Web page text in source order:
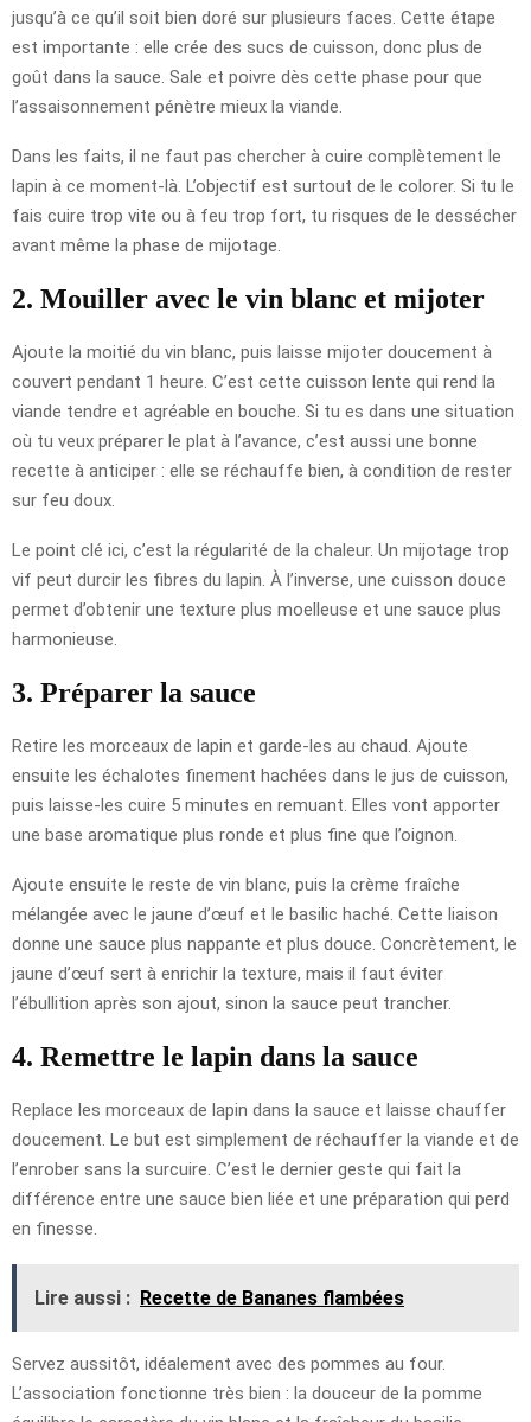
jusqu’à ce qu’il soit bien doré sur plusieurs faces. Cette étape
est importante : elle crée des sucs de cuisson, donc plus de
goût dans la sauce. Sale et poivre dès cette phase pour que
l’assaisonnement pénètre mieux la viande.
Dans les faits, il ne faut pas chercher à cuire complètement le
lapin à ce moment-là. L’objectif est surtout de le colorer. Si tu le
fais cuire trop vite ou à feu trop fort, tu risques de le dessécher
avant même la phase de mijotage.
2. Mouiller avec le vin blanc et mijoter
Ajoute la moitié du vin blanc, puis laisse mijoter doucement à
couvert pendant 1 heure. C’est cette cuisson lente qui rend la
viande tendre et agréable en bouche. Si tu es dans une situation
où tu veux préparer le plat à l’avance, c’est aussi une bonne
recette à anticiper : elle se réchauffe bien, à condition de rester
sur feu doux.
Le point clé ici, c’est la régularité de la chaleur. Un mijotage trop
vif peut durcir les fibres du lapin. À l’inverse, une cuisson douce
permet d’obtenir une texture plus moelleuse et une sauce plus
harmonieuse.
3. Préparer la sauce
Retire les morceaux de lapin et garde-les au chaud. Ajoute
ensuite les échalotes finement hachées dans le jus de cuisson,
puis laisse-les cuire 5 minutes en remuant. Elles vont apporter
une base aromatique plus ronde et plus fine que l’oignon.
Ajoute ensuite le reste de vin blanc, puis la crème fraîche
mélangée avec le jaune d’œuf et le basilic haché. Cette liaison
donne une sauce plus nappante et plus douce. Concrètement, le
jaune d’œuf sert à enrichir la texture, mais il faut éviter
l’ébullition après son ajout, sinon la sauce peut trancher.
4. Remettre le lapin dans la sauce
Replace les morceaux de lapin dans la sauce et laisse chauffer
doucement. Le but est simplement de réchauffer la viande et de
l’enrober sans la surcuire. C’est le dernier geste qui fait la
différence entre une sauce bien liée et une préparation qui perd
en finesse.
Lire aussi : Recette de Bananes flambées
Servez aussitôt, idéalement avec des pommes au four.
L’association fonctionne très bien : la douceur de la pomme